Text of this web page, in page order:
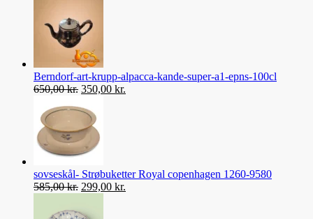
Berndorf-art-krupp-alpacca-kande-super-a1-epns-100cl
650,00kr. Den
pris
var:
650,00 kr..
350,00 kr.
sovseskål- Strøbuketter Royal copenhagen 1260-9580
585,00kr. Den
pris
299,00 kr.